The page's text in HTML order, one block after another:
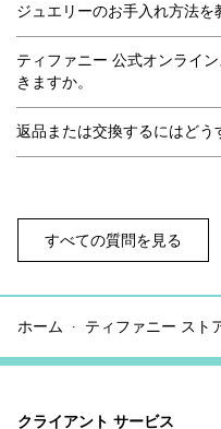
ジュエリーのお手入れ方法を
ティファニー 公式オンライ
きますか。
返品または交換するにはどう
すべての質問を見る
ホーム ティファニー スト
クライアント サービス